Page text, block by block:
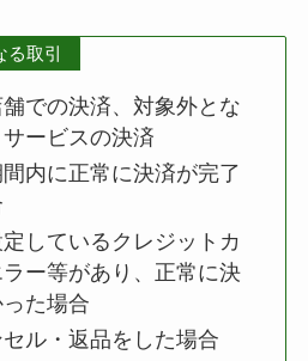
る取引
での決済、対象外とな
ービスの決済
内に正常に決済が完了
しているクレジットカ
ー等があり、正常に決
た場合
ル・返品をした場合